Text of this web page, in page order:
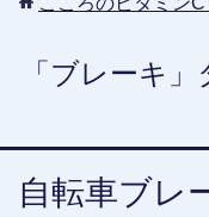
「ブレーキ
自転車ブレ